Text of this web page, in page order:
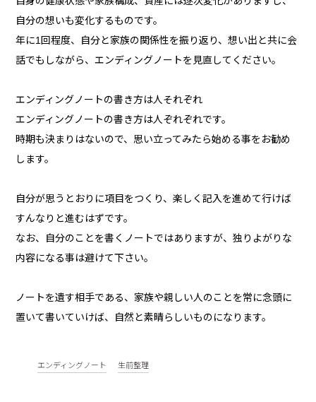
自分の想いも変化するものです。
年に1回程度、自分と家族の関係性を振り返り、想い出と共に会
話でもしながら、エンディングノートを見直してください。
エンディングノートの書き方は人それぞれ
エンディングノートの書き方は人ぞれぞれです。
時期も決まりはないので、思い立ってみたら始める事をお勧め
します。
自分が思うとおりに項目をつくり、楽しく記入を進めて行けば
すんなりと進むはずです。
なお、自分のことを書くノートではありますが、独りよがりな
内容になる事は避けて下さい。
ノートを遺す相手である、家族や親しい人のことを常に念頭に
置いて書いていけば、自然と素晴らしいものになります。
エンディングノート 生前整理